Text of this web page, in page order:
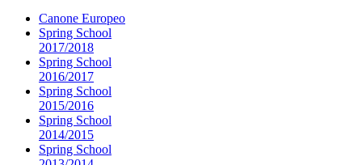
Canone Europeo
Spring School
2017/2018
Spring School
2016/2017
Spring School
2015/2016
Spring School
2014/2015
Spring School